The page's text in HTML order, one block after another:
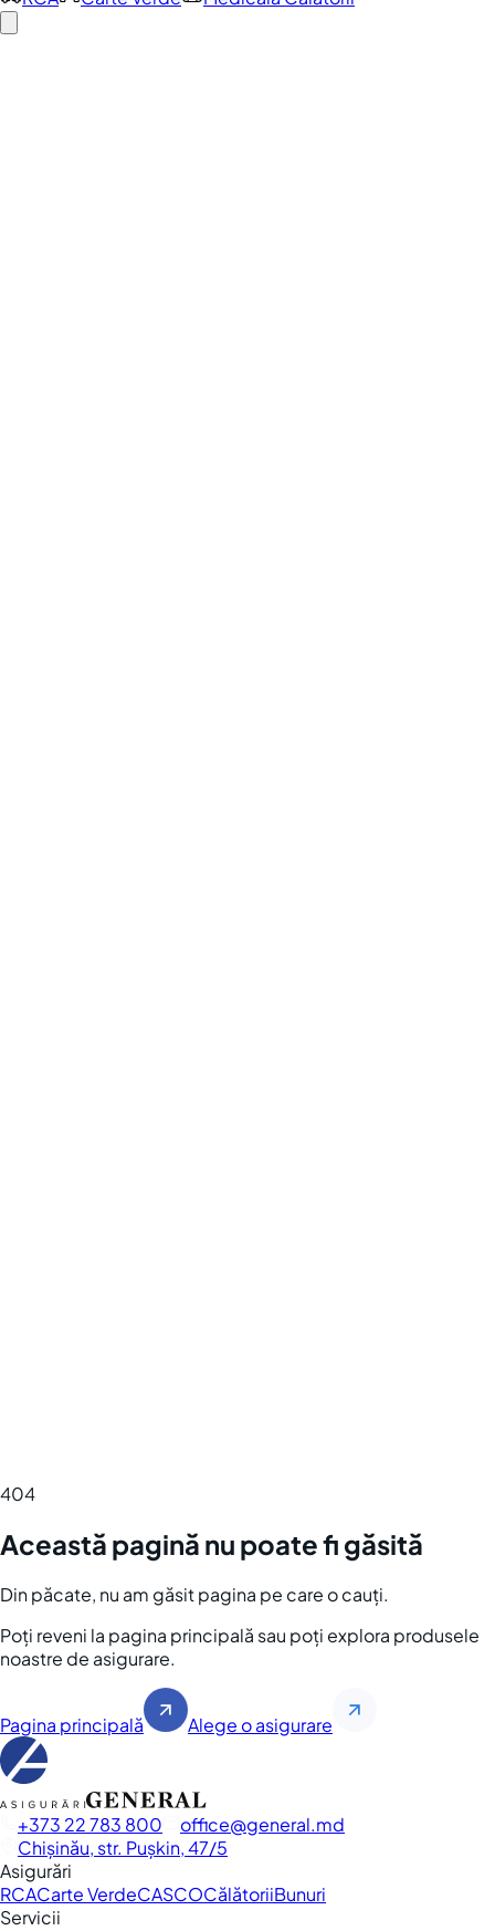
404
Această pagină nu poate fi găsită
Din păcate, nu am găsit pagina pe care o cauți.
Poți reveni la pagina principală sau poți explora produsele
noastre de asigurare.
Pagina principală Alege o asigurare
+373 22 783 800 office
general.md
Chișinău, str. Pușkin, 47/5
Asigurări
RCACarte VerdeCASCOCălătoriiBunuri
Servicii